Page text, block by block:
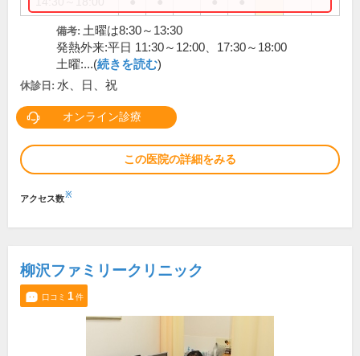
備考: 土曜は8:30～13:30
発熱外来:平日 11:30～12:00、17:30～18:00
土曜:...(続きを読む)
休診日: 水、日、祝
オンライン診療
この医院の詳細をみる
アクセス数※
柳沢ファミリークリニック
口コミ 1件